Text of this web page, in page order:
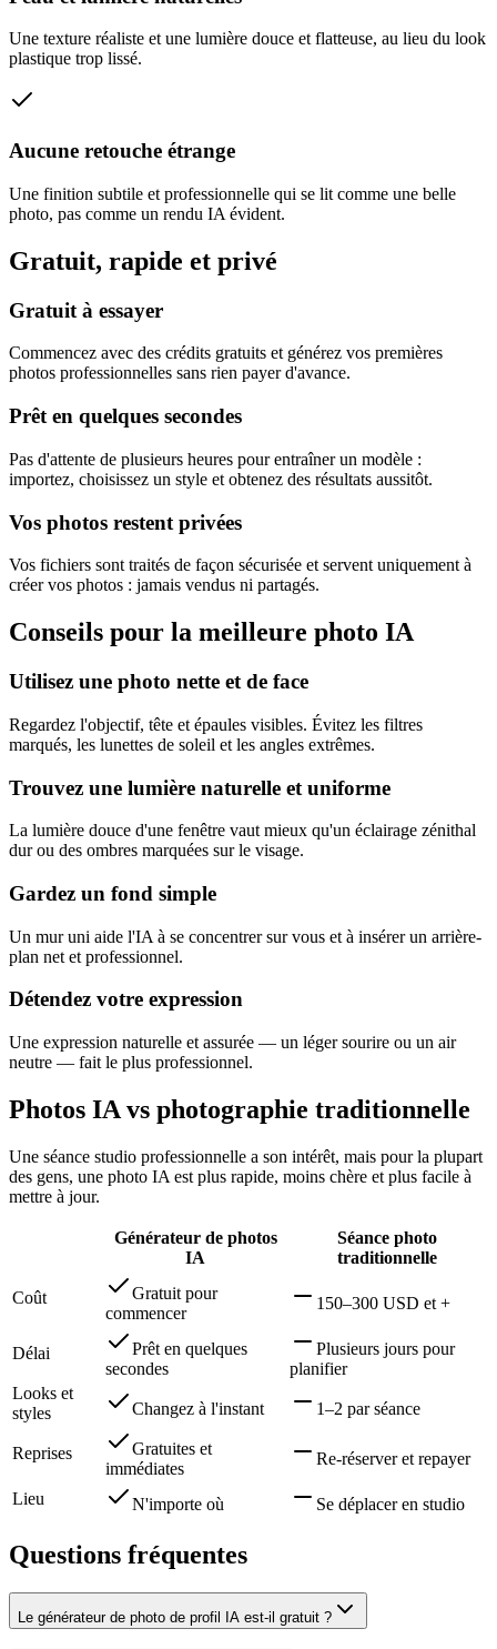
Une texture réaliste et une lumière douce et flatteuse, au lieu du look
plastique trop lissé.
Aucune retouche étrange
Une finition subtile et professionnelle qui se lit comme une belle
photo, pas comme un rendu IA évident.
Gratuit, rapide et privé
Gratuit à essayer
Commencez avec des crédits gratuits et générez vos premières
photos professionnelles sans rien payer d'avance.
Prêt en quelques secondes
Pas d'attente de plusieurs heures pour entraîner un modèle :
importez, choisissez un style et obtenez des résultats aussitôt.
Vos photos restent privées
Vos fichiers sont traités de façon sécurisée et servent uniquement à
créer vos photos : jamais vendus ni partagés.
Conseils pour la meilleure photo IA
Utilisez une photo nette et de face
Regardez l'objectif, tête et épaules visibles. Évitez les filtres
marqués, les lunettes de soleil et les angles extrêmes.
Trouvez une lumière naturelle et uniforme
La lumière douce d'une fenêtre vaut mieux qu'un éclairage zénithal
dur ou des ombres marquées sur le visage.
Gardez un fond simple
Un mur uni aide l'IA à se concentrer sur vous et à insérer un arrière-
plan net et professionnel.
Détendez votre expression
Une expression naturelle et assurée — un léger sourire ou un air
neutre — fait le plus professionnel.
Photos IA vs photographie traditionnelle
Une séance studio professionnelle a son intérêt, mais pour la plupart
des gens, une photo IA est plus rapide, moins chère et plus facile à
mettre à jour.
Générateur de photos
IA
Séance photo
traditionnelle
Coût
Gratuit pour
commencer
150–300 USD et +
Délai
Prêt en quelques
secondes
Plusieurs jours pour
planifier
Looks et
styles
Changez à l'instant 1–2 par séance
Reprises
Gratuites et
immédiates
Re-réserver et repayer
Lieu N'importe où Se déplacer en studio
Questions fréquentes
Le générateur de photo de profil IA est-il gratuit ?